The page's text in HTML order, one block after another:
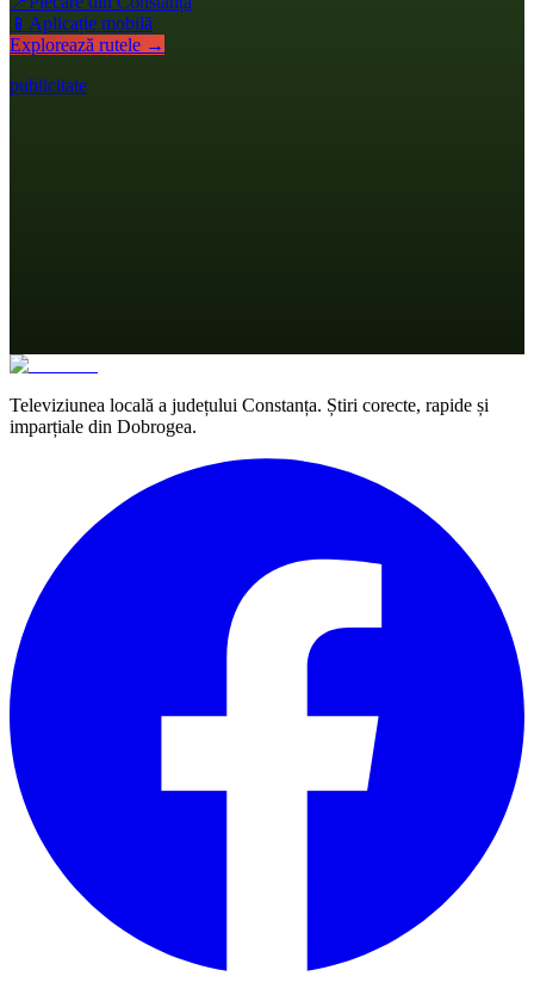
📱 Aplicație mobilă
Explorează rutele →
publicitate
Televiziunea locală a județului Constanța. Știri corecte, rapide și
imparțiale din Dobrogea.